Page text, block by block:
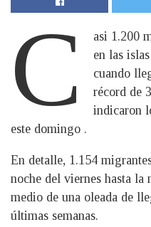
C
asi 1.200
en las
cuando
récord de
indicaron
este domingo .
En detalle, 1.154
noche del viernes hasta la
medio de una oleada de
últimas semanas.